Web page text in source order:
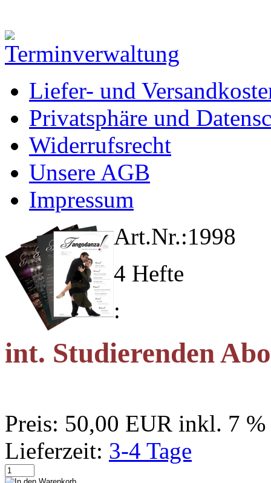
Liefer- und
Privatsphäre und
Widerrufsrecht
Unsere AGB
Impressum
Art.Nr.:1998
4 Hefte
:
int. Studierenden
Preis: 50,00 EUR inkl. 7
Lieferzeit: 3-4 Tage